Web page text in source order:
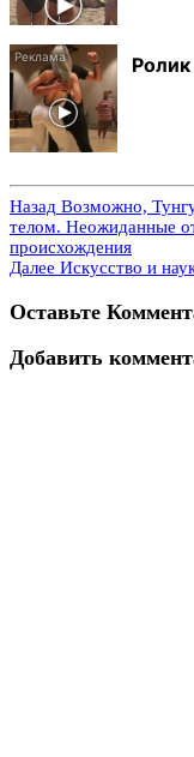
Назад Возможно,
телом. Неожиданные
происхождения
Далее Искусство и
Оставьте
Добавить